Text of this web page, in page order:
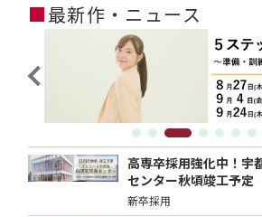
■最新作・ニュース
高専卒採用強化中！宇
センター秋頃竣工予定
新卒採用